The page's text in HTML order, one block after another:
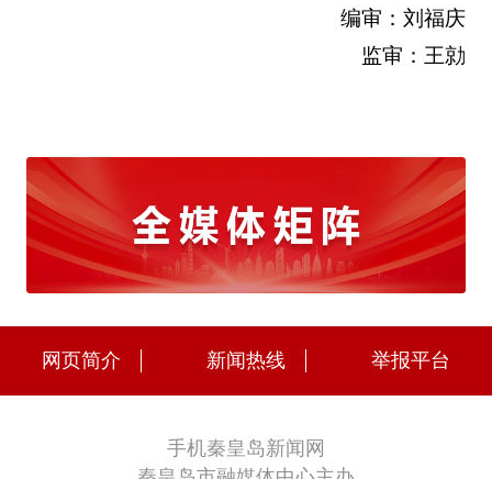
编审：刘福庆
监审：王勍
网页简介 新闻热线 举报平台
手机秦皇岛新闻网